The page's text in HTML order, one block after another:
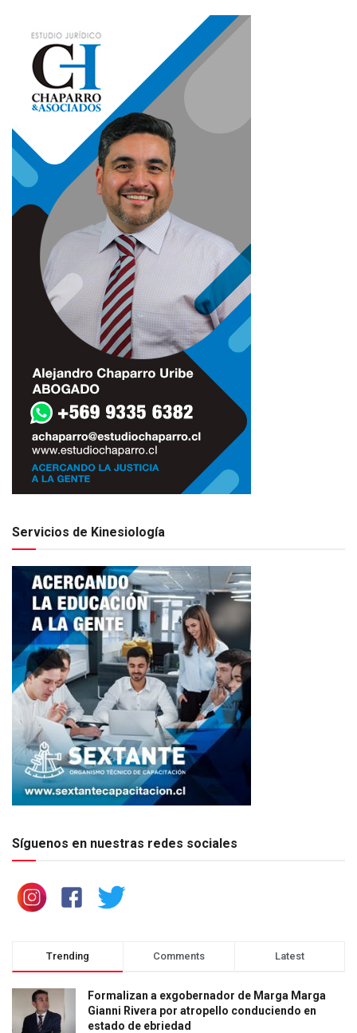
Servicios de Kinesiología
Síguenos en nuestras redes sociales
Trending Comments Latest
Formalizan a exgobernador de Marga Marga
Gianni Rivera por atropello conduciendo en
estado de ebriedad